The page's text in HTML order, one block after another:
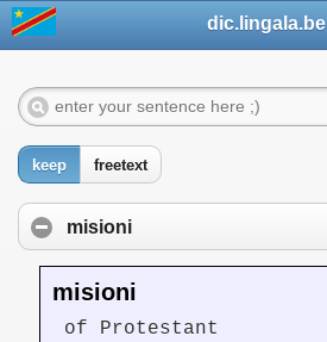
dic.lingala.be
keep freetext
misioni
misioni
of Protestant